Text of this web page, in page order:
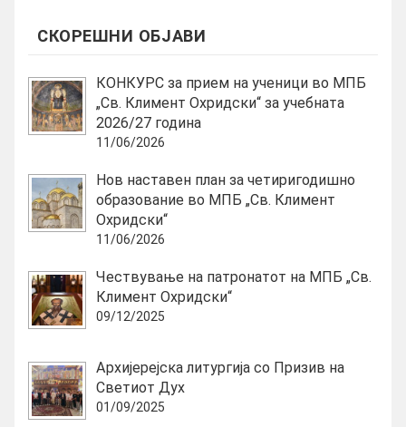
СКОРЕШНИ ОБЈАВИ
КОНКУРС за прием на ученици во МПБ
„Св. Климент Охридски“ за учебната
2026/27 година
11/06/2026
Нов наставен план за четиригодишно
образование во МПБ „Св. Климент
Охридски“
11/06/2026
Чествување на патронатот на МПБ „Св.
Климент Охридски“
09/12/2025
Архијерејска литургија со Призив на
Светиот Дух
01/09/2025